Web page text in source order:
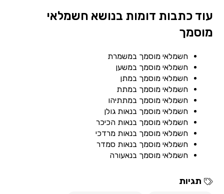
עוד כתבות דומות בנושא חשמלאי
מוסמך
חשמלאי מוסמך במשמרת
חשמלאי מוסמך במשען
חשמלאי מוסמך במתן
חשמלאי מוסמך במתת
חשמלאי מוסמך במתתיהו
חשמלאי מוסמך בנאות גולן
חשמלאי מוסמך בנאות הכיכר
חשמלאי מוסמך בנאות מרדכי
חשמלאי מוסמך בנאות סמדר
חשמלאי מוסמך בנאעורה
תגיות